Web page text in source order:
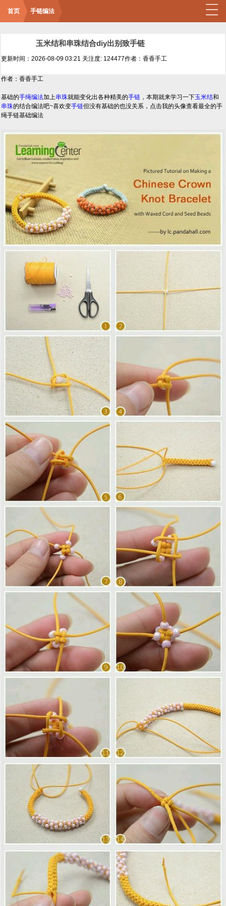
首页 手链编法
玉米结和串珠结合diy出别致手链
更新时间：2026-08-09 03:21 关注度: 124477作者：香香手工
作者：香香手工
基础的手绳编法加上串珠就能变化出各种精美的手链 ，本期就来学习一下玉米结和
串珠的结合编法吧~喜欢变手链但没有基础的也没关系，点击我的头像查看最全的手
绳手链基础编法